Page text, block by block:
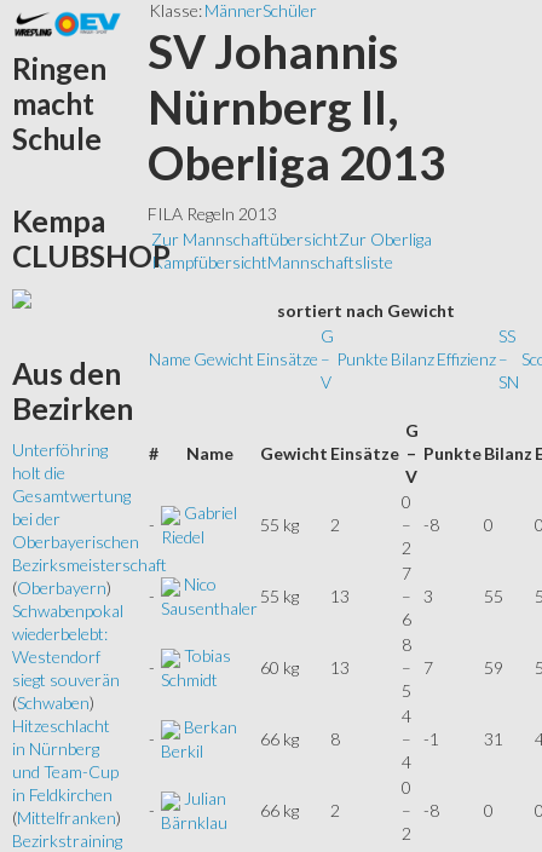
Klasse:MännerSchüler
SV Johannis
Nürnberg II,
Oberliga 2013
FILA Regeln 2013
Zur MannschaftübersichtZur Oberliga
KampfübersichtMannschaftsliste
sortiert nach Gewicht
Name Gewicht Einsätze
G
–
V
Punkte BilanzEffizienz
SS
–
SN
# Name Gewicht Einsätze
G
–
V
PunkteBilanz
-
Gabriel
Riedel
55 kg 2
0
–
2
-8 0
-
Nico
Sausenthaler
55 kg 13
7
–
6
3 55
-
Tobias
Schmidt
60 kg 13
8
–
5
7 59
-
Berkan
Berkil
66 kg 8
4
–
4
-1 31
-
Julian
Bärnklau
66 kg 2
0
–
2
-8 0
Ringen
macht
Schule
Kempa
CLUBSHOP
Aus den
Bezirken
Unterföhring
holt die
Gesamtwertung
bei der
Oberbayerischen
Bezirksmeisterschaft
(Oberbayern)
Schwabenpokal
wiederbelebt:
Westendorf
siegt souverän
(Schwaben)
Hitzeschlacht
in Nürnberg
und Team-Cup
in Feldkirchen
(Mittelfranken)
Bezirkstraining